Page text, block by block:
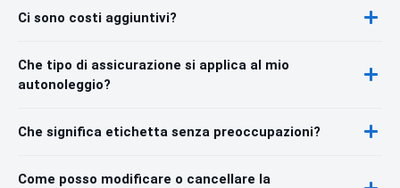
Ci sono costi aggiuntivi?
Che tipo di assicurazione si applica al mio
autonoleggio?
Che significa etichetta senza preoccupazioni?
Come posso modificare o cancellare la